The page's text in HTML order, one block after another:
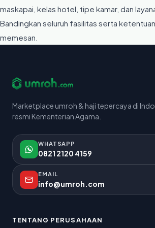
maskapai, kelas hotel, tipe kamar, dan
Bandingkan seluruh fasilitas serta
memesan.
Marketplace umroh & haji tepercaya di
resmi Kementerian Agama.
WHATSAPP
0821 2120 4159
EMAIL
info@umroh.com
TENTANG PERUSAHAAN